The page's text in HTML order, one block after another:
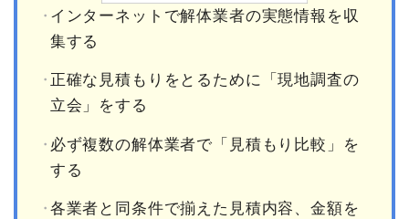
インターネットで解体業者の実態情報を収
集する
正確な見積もりをとるために「現地調査の
立会」をする
必ず複数の解体業者で「見積もり比較」を
する
各業者と同条件で揃えた見積内容、金額を